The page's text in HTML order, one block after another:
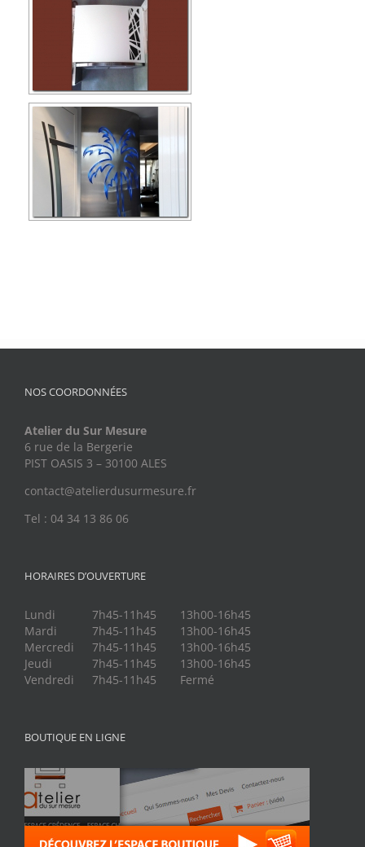
NOS COORDONNÉES
Atelier du Sur Mesure
6 rue de la Bergerie
PIST OASIS 3 – 30100 ALES
contact@atelierdusurmesure.fr
Tel : 04 34 13 86 06
HORAIRES D’OUVERTURE
Lundi 7h45-11h45
13h00-16h45
Mardi
7h45-11h45
13h00-16h45
Mercredi
7h45-11h45
13h00-16h45
Jeudi
7h45-11h45
13h00-16h45
Vendredi
7h45-11h45 Fermé
BOUTIQUE EN LIGNE